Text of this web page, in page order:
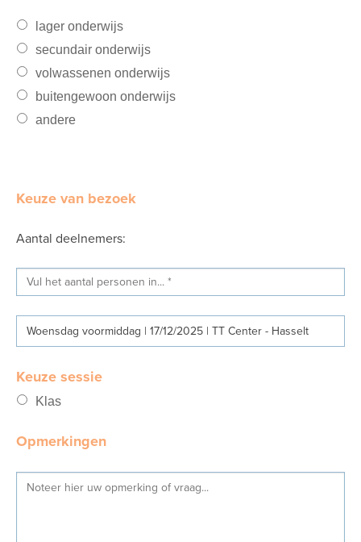
lager onderwijs
secundair onderwijs
volwassenen onderwijs
buitengewoon onderwijs
andere
Keuze van bezoek
Aantal deelnemers:
Woensdag voormiddag | 17/12/2025 | TT Center - Hasselt
Keuze sessie
Klas
Opmerkingen